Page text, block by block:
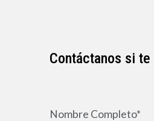
Contáctanos si
Nombre Completo*